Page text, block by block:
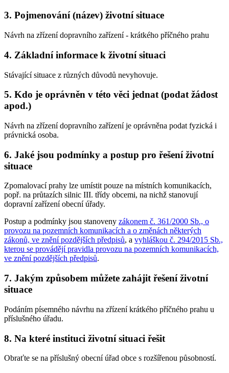
3. Pojmenování (název) životní situace
Návrh na zřízení dopravního zařízení - krátkého příčného prahu
4. Základní informace k životní situaci
Stávající situace z různých důvodů nevyhovuje.
5. Kdo je oprávněn v této věci jednat (podat žádost
apod.)
Návrh na zřízení dopravního zařízení je oprávněna podat fyzická i
právnická osoba.
6. Jaké jsou podmínky a postup pro řešení životní
situace
Zpomalovací prahy lze umístit pouze na místních komunikacích,
popř. na průtazích silnic III. třídy obcemi, na nichž stanovují
dopravní zařízení obecní úřady.
Postup a podmínky jsou stanoveny zákonem č. 361/2000 Sb., o
provozu na pozemních komunikacích a o změnách některých
zákonů, ve znění pozdějších předpisů, a vyhláškou č. 294/2015 Sb.,
kterou se provádějí pravidla provozu na pozemních komunikacích,
ve znění pozdějších předpisů.
7. Jakým způsobem můžete zahájit řešení životní
situace
Podáním písemného návrhu na zřízení krátkého příčného prahu u
příslušného úřadu.
8. Na které instituci životní situaci řešit
Obraťte se na příslušný obecní úřad obce s rozšířenou působností.